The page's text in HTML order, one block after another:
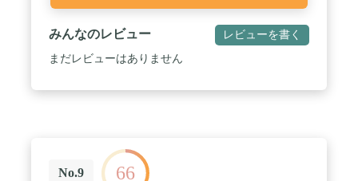
みんなのレビュー レビューを書く
まだレビューはありません
No.9 66